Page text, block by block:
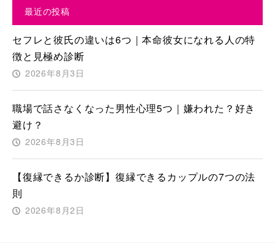
最近の投稿
セフレと彼氏の違いは6つ｜本命彼女になれる人の特
徴と見極め診断
2026年8月3日
職場で話さなくなった男性心理5つ｜嫌われた？好き
避け？
2026年8月3日
【復縁できるか診断】復縁できるカップルの7つの法
則
2026年8月2日